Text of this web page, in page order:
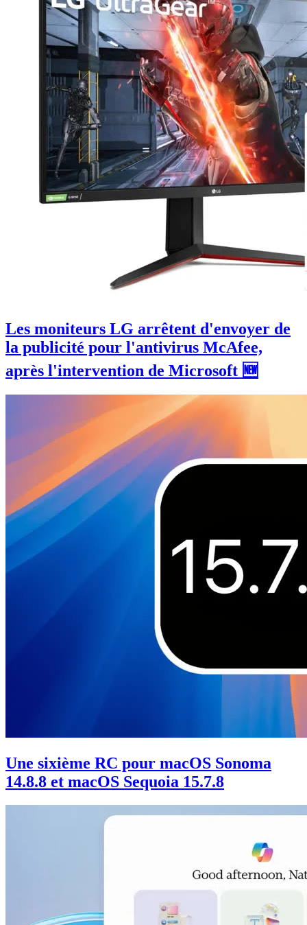
Les moniteurs LG arrêtent d'envoyer de
la publicité pour l'antivirus McAfee,
après l'intervention de Microsoft 🆕
Une sixième RC pour macOS Sonoma
14.8.8 et macOS Sequoia 15.7.8